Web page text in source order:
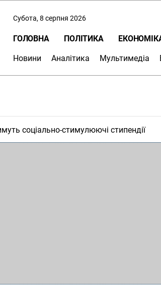
Субота, 8 серпня 2026
ГОЛОВНА ПОЛІТИКА
Новини Аналітика Мультимедіа
соціально-стимулюючі стипендії